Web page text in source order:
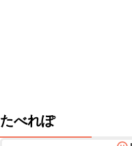
たべれぽ